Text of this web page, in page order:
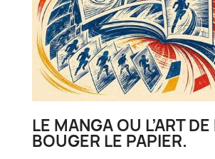
LE MANGA OU L’ART DE
BOUGER LE PAPIER.